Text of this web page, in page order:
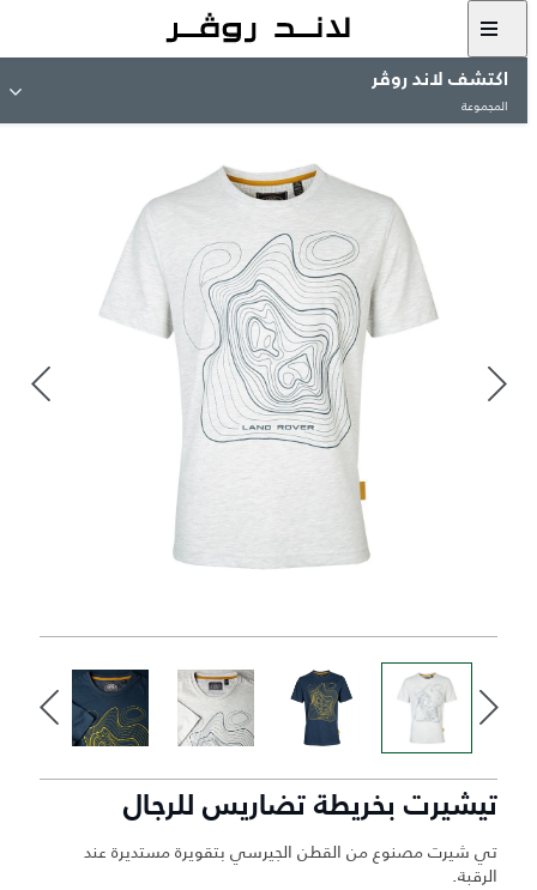
اكتشف لاند روڤر
المجموعة
تيشيرت بخريطة تضاريس للرجال
تي شيرت مصنوع من القطن الجيرسي بتقويرة مستديرة عند
الرقبة.